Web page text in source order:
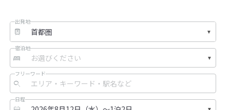
出発地
宿泊地
フリーワード
日程